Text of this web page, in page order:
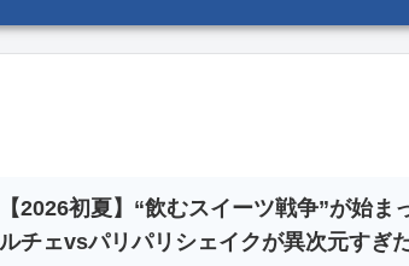
【2026初夏】“飲むスイーツ戦争”が始ま
ルチェvsパリパリシェイクが異次元すぎ